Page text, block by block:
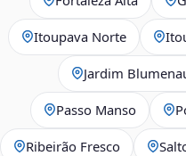
Itoupava Norte
Jardim
Passo Manso
Ribeirão Fresco